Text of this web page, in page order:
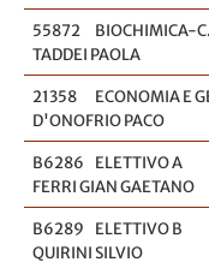
55872
BIOCHIMICA-
TADDEI PAOLA
21358
ECONOMIA E
D'ONOFRIO PACO
B6286
ELETTIVO A
FERRI GIAN GAETANO
B6289
ELETTIVO B
QUIRINI SILVIO